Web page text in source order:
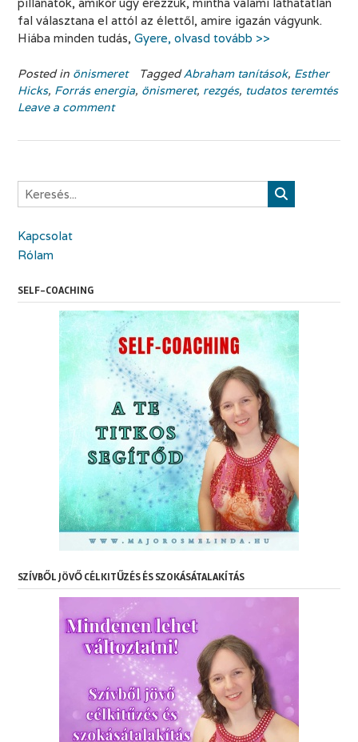
fal választana el attól az élettől, amire igazán vágyunk.
Hiába minden tudás, Gyere, olvasd tovább >>
Posted in önismeret TaggedAbraham tanítások, Esther
Hicks, Forrás energia, önismeret, rezgés, tudatos teremtés
Leave a comment
Kapcsolat
Rólam
SELF-COACHING
SZÍVBŐL JÖVŐ CÉLKITŰZÉS ÉS SZOKÁSÁTALAKÍTÁS